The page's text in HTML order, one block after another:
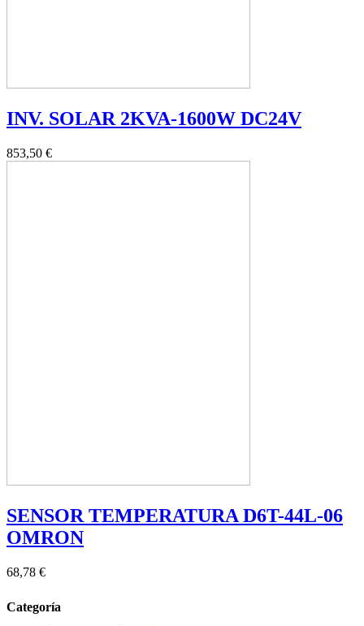
INV. SOLAR 2KVA-1600W DC24V
853,50 €
SENSOR TEMPERATURA D6T-44L-06
OMRON
68,78 €
Categoría